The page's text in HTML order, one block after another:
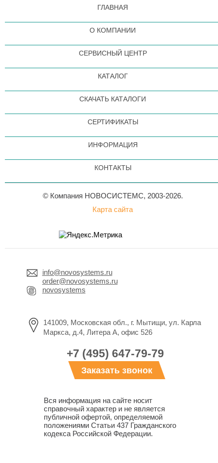
ГЛАВНАЯ
О КОМПАНИИ
СЕРВИСНЫЙ ЦЕНТР
КАТАЛОГ
СКАЧАТЬ КАТАЛОГИ
СЕРТИФИКАТЫ
ИНФОРМАЦИЯ
КОНТАКТЫ
© Компания НОВОСИСТЕМС, 2003-2026.
Карта сайта
info@novosystems.ru
order@novosystems.ru
novosystems
141009, Московская обл., г. Мытищи, ул. Карла
Маркса, д.4, Литера А, офис 526
+7 (495) 647-79-79
Заказать звонок
Вся информация на сайте носит
справочный характер и не является
публичной офертой, определяемой
положениями Статьи 437 Гражданского
кодекса Российской Федерации.